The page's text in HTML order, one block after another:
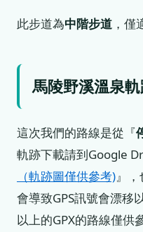
此步道為中階步道 ，僅
馬陵野溪溫泉
這次我們的路線是從『
軌跡下載請到Google
（軌跡圖僅供參考)』
會導致GPS訊號會漂移
以上的GPX的路線僅供